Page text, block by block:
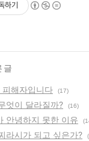
하기
글
해자입니다 (17)
엇이 달라질까? (16)
안녕하지 못한 이유
라시가 되고 싶은가?